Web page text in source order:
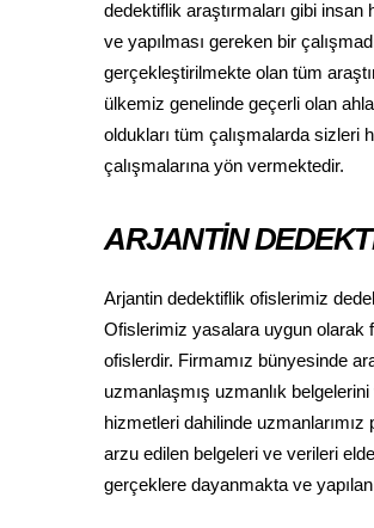
dedektiflik araştırmaları gibi
ve yapılması gereken bir
gerçekleştirilmekte olan tüm
ülkemiz genelinde geçerli olan
oldukları tüm çalışmalarda sizleri
çalışmalarına yön vermektedir.
ARJANTİN
Arjantin dedektiflik ofislerimiz
Ofislerimiz yasalara uygun olarak
ofislerdir. Firmamız bünyesinde
uzmanlaşmış uzmanlık
hizmetleri dahilinde
arzu edilen belgeleri ve verileri
gerçeklere dayanmakta ve